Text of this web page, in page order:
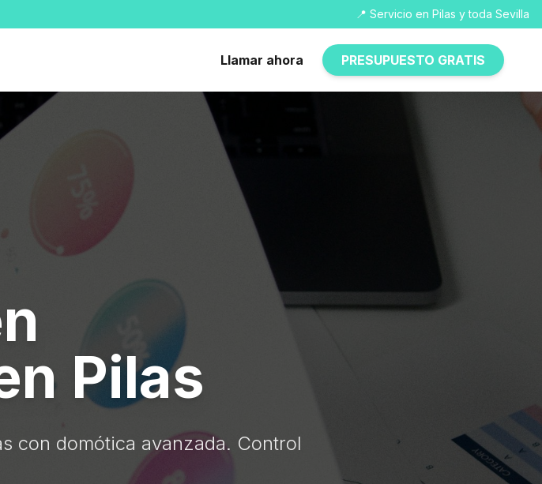
📍 Servicio en Pilas y toda Sevilla
Llamar ahora PRESUPUESTO GRATIS
Pilas
con domótica avanzada. Control